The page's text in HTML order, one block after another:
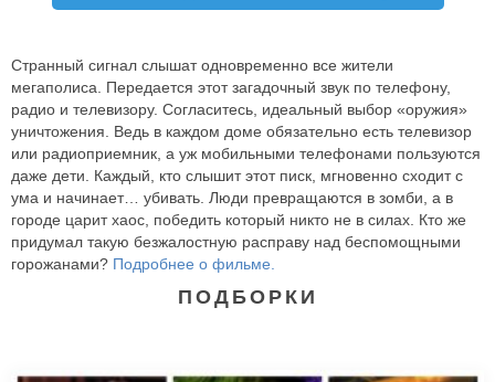
Странный сигнал слышат одновременно все жители
мегаполиса. Передается этот загадочный звук по телефону,
радио и телевизору. Согласитесь, идеальный выбор «оружия»
уничтожения. Ведь в каждом доме обязательно есть телевизор
или радиоприемник, а уж мобильными телефонами пользуются
даже дети. Каждый, кто слышит этот писк, мгновенно сходит с
ума и начинает… убивать. Люди превращаются в зомби, а в
городе царит хаос, победить который никто не в силах. Кто же
придумал такую безжалостную расправу над беспомощными
горожанами? Подробнее о фильме.
ПОДБОРКИ